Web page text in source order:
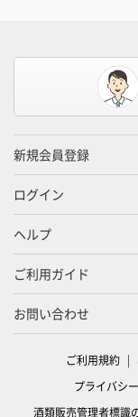
新規会員登録
ログイン
ヘルプ
ご利用ガイド
お問い合わせ
ご利用規約
プライバシ
酒類販売管理者標識